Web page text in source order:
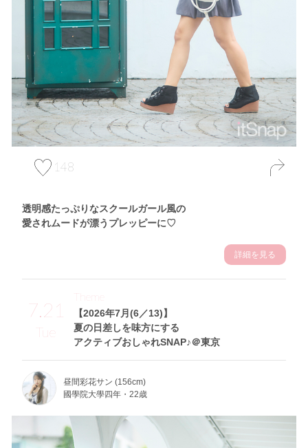
148
透明感たっぷりなスクールガール風の
愛されムードが漂うプレッピーに♡
詳細を見る
7.21
Tue
【2026年7月(6／13)】
夏の日差しを味方にする
アクティブおしゃれSNAP♪＠東京
Theme
昼間彩花サン (156cm)
國學院大學四年・22歳